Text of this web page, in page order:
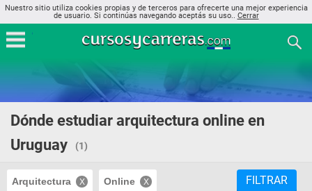
Nuestro sitio utiliza cookies propias y de terceros para ofrecerte una mejor experiencia
de usuario. Si continúas navegando aceptás su uso.. Cerrar
Dónde estudiar arquitectura online en
Uruguay
(1)
Arquitectura Online FILTRAR